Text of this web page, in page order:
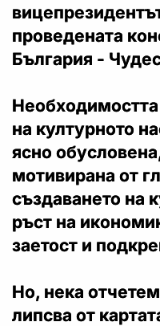
проведената
България -
Необходимостта
на културното
ясно
мотивирана от
създаването на
ръст на
заетост и
Но, нека
липсва от